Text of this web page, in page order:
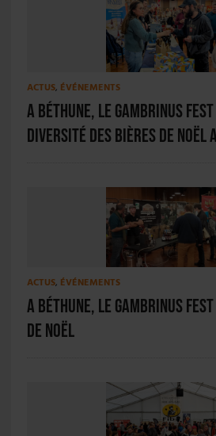
ACTUS, ÉVÉNEMENTS
A Béthune, le Gambrinus
diversité des bières de
ACTUS, ÉVÉNEMENTS
A Béthune, le Gambrinus
de Noël